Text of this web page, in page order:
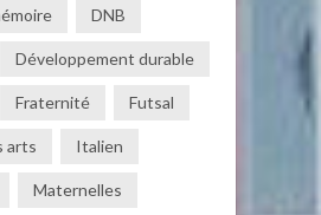
DNB
Développement durable
Fraternité Futsal
arts Italien
Maternelles